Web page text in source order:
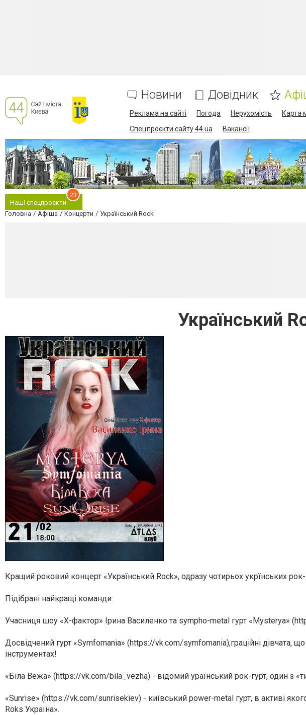
Новини Довідник
Реклама на сайті Погода Нерухомість Карта
Спецпроєкти сайту 44.ua
Вакансії
Наші спецпроєкти
23
Головна Афіша Концерти Український Rock
Український
Кращий роковий концерт «Український Rock», одразу чотирьох укрїнських рок-
Підібрані найкращі команди:
Учасниця шоу «Х-фактор» Ірина Василенко та sympho-metal гурт «Mysterya»
Досвідчений гурт «Symfomania» (https://vk.com/symfomania),граційні дівчата,
інструментах!
«Біла Вежа» (https://vk.com/bila_vezha) - відомий ураїнський рок-гурт, один з
«Sunrise» (https://vk.com/sunrisekiev) - київський power-metal гурт, в активі
Roks Україна».